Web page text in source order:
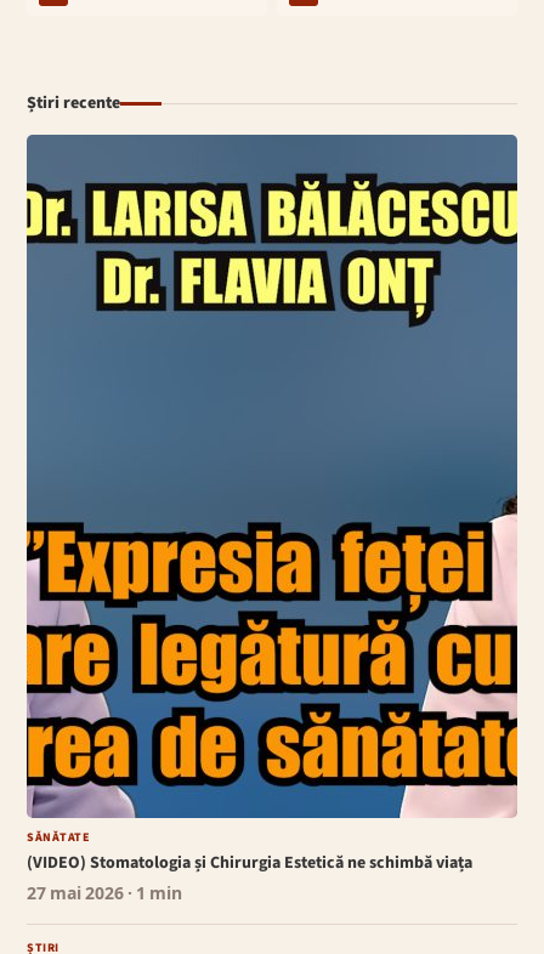
Știri recente
SĂNĂTATE
(VIDEO) Stomatologia și Chirurgia Estetică ne schimbă viața
27 mai 2026 · 1 min
ȘTIRI